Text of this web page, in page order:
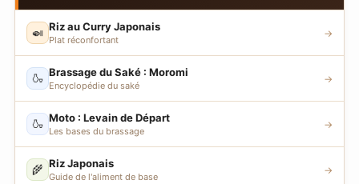
🍛 Riz au Curry Japonais
Plat réconfortant
→
🍶 Brassage du Saké : Moromi
Encyclopédie du saké
→
🍶 Moto : Levain de Départ
Les bases du brassage
→
🌾 Riz Japonais
Guide de l'aliment de base
→